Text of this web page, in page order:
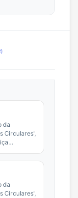
da
Circulares',
da
Circulares',